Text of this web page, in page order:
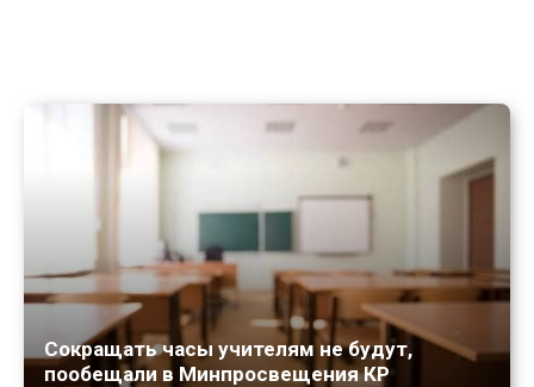
Сокращать часы учителям не будут,
пообещали в Минпросвещения КР